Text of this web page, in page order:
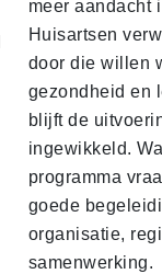
meer aandacht
Huisartsen
door die willen
gezondheid en
blijft de
ingewikkeld.
programma
goede
organisatie,
samenwerking.